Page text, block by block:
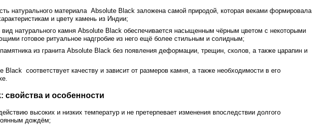
натурального материала Absolute Black заложена самой природой, которая веками формировала
и цвету камень из Индии;
натурального камня Absolute Black обеспечивается насыщенным чёрным цветом с некоторыми
готовое ритуальное надгробие из него ещё более стильным и солидным;
из гранита Absolute Black без появления деформации, трещин, сколов, а также царапин и
Black соответствует качеству и зависит от размеров камня, а также необходимости в его
свойства и особенности
высоких и низких температур и не претерпевает изменения впоследствии долгого
дождём;